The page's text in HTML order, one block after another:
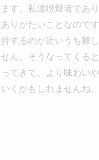
す。私達喫煙者であ
りがたいことなので
するのが近いうち難
ん。そうなってくる
てきて、より味わい
くかもしれませんね。